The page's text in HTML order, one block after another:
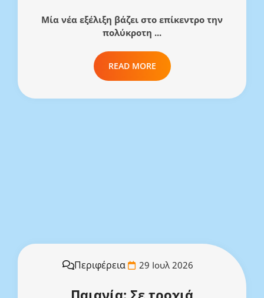
Μία νέα εξέλιξη βάζει στο επίκεντρο την
πολύκροτη ...
READ MORE
Περιφέρεια 29 Ιουλ 2026
Παιανία: Σε τροχιά